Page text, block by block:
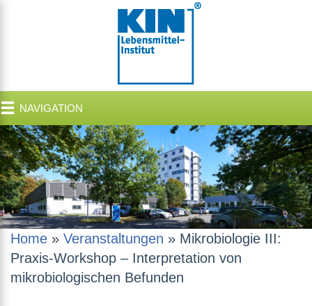
NAVIGATION
Home » Veranstaltungen » Mikrobiologie III:
Praxis-Workshop – Interpretation von
mikrobiologischen Befunden